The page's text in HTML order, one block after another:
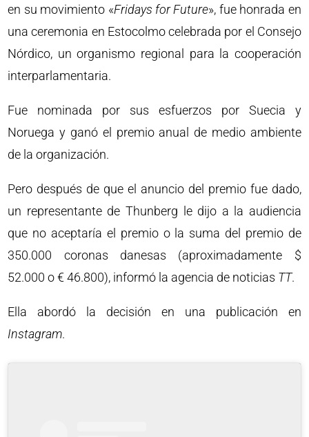
en su movimiento «Fridays for Future», fue honrada en
una ceremonia en Estocolmo celebrada por el Consejo
Nórdico, un organismo regional para la cooperación
interparlamentaria.
Fue nominada por sus esfuerzos por Suecia y
Noruega y ganó el premio anual de medio ambiente
de la organización.
Pero después de que el anuncio del premio fue dado,
un representante de Thunberg le dijo a la audiencia
que no aceptaría el premio o la suma del premio de
350.000 coronas danesas (aproximadamente $
52.000 o € 46.800), informó la agencia de noticias TT.
Ella abordó la decisión en una publicación en
Instagram.